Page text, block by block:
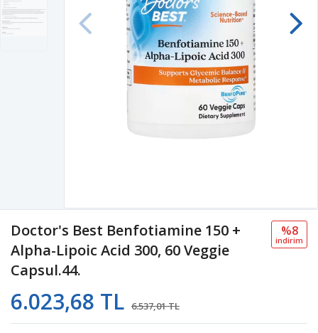
Doctor's Best Benfotiamine 150 +
Alpha-Lipoic Acid 300, 60 Veggie
Capsul.44.
6.023,68 TL 6.537,01 TL
%8
i̇ndi̇ri̇m